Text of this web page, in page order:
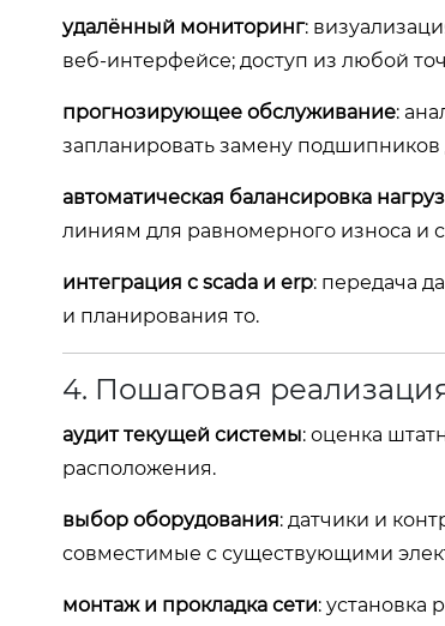
удалённый мониторинг:
веб‑интерфейсе; доступ из любой
прогнозирующее обслуживание:
запланировать замену подшипников
автоматическая балансировка
линиям для равномерного износа и
интеграция с scada и erp: передача
и планирования то.
4. Пошаговая
аудит текущей системы: оценка
расположения.
выбор оборудования: датчики и
совместимые с существующими
монтаж и прокладка сети: установка